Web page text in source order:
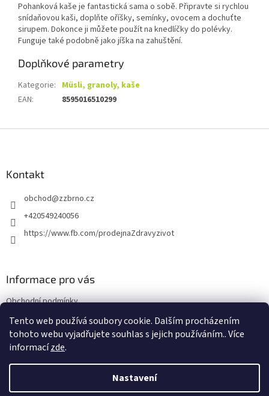
Tento web používá soubory cookie. Dalším procházením
tohoto webu vyjadřujete souhlas s jejich používáním.. Více
informacízde.
Nastavení
Pohanková kaše je fantastická sama o sobě. Připravte si rychlou
snídaňovou kaši, doplňte oříšky, semínky, ovocem a dochuťte
sirupem. Dokonce ji můžete použít na knedlíčky do polévky.
Funguje také podobně jako jíška na zahuštění.
Doplňkové parametry
Kategorie: Müsli, granoly, kaše
EAN: 8595016510299
Kontakt
obchod@zzbrno.cz
+420549240056
https://www.fb.com/prodejnaZdravyzivot
Informace pro vás
Obchodní podmínky
Podmínky ochrany osobních údajů